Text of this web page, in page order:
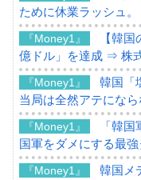
ために休業ラッシュ。
『Money1』
【韓
億ドル」を達成 ⇒ 株
『Money1』
韓国「
当局は全然アテにな
『Money1』
「韓
国軍をダメにする最強
『Money1』
韓国メ